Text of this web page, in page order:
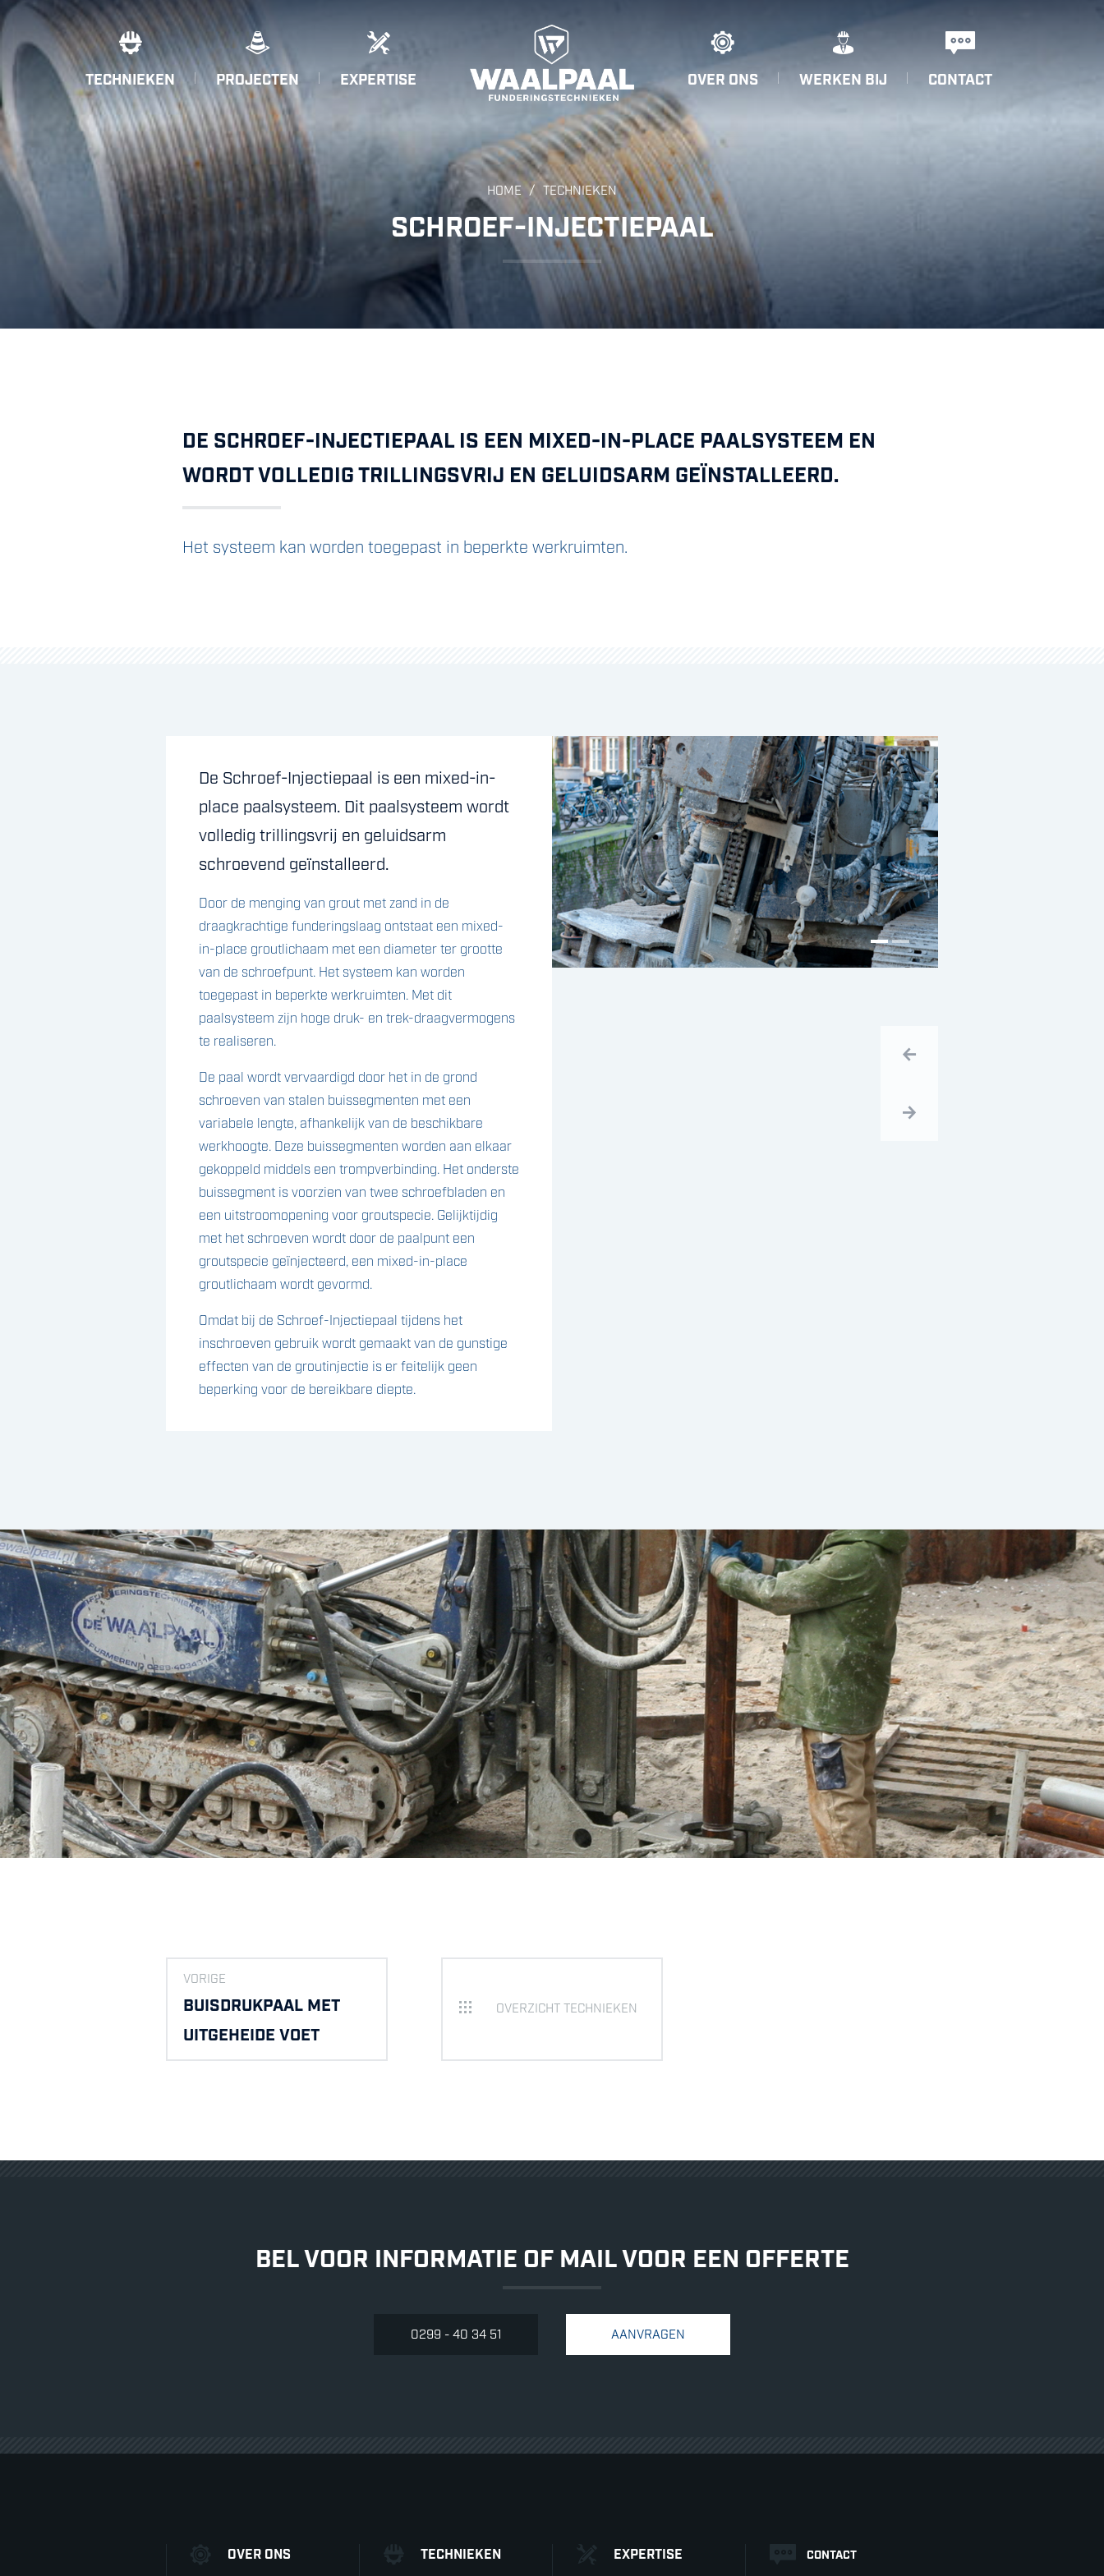
TECHNIEKEN PROJECTEN EXPERTISE OVER ONS WERKEN BIJ CONTACT
HOME / TECHNIEKEN
SCHROEF-INJECTIEPAAL
DE SCHROEF-INJECTIEPAAL IS EEN MIXED-IN-PLACE PAALSYSTEEM EN
WORDT VOLLEDIG TRILLINGSVRIJ EN GELUIDSARM GEÏNSTALLEERD.
Het systeem kan worden toegepast in beperkte werkruimten.
De Schroef-Injectiepaal is een mixed-in-
place paalsysteem. Dit paalsysteem wordt
volledig trillingsvrij en geluidsarm
schroevend geïnstalleerd.
Door de menging van grout met zand in de
draagkrachtige funderingslaag ontstaat een mixed-
in-place groutlichaam met een diameter ter grootte
van de schroefpunt. Het systeem kan worden
toegepast in beperkte werkruimten. Met dit
paalsysteem zijn hoge druk- en trek-draagvermogens
te realiseren.
De paal wordt vervaardigd door het in de grond
schroeven van stalen buissegmenten met een
variabele lengte, afhankelijk van de beschikbare
werkhoogte. Deze buissegmenten worden aan elkaar
gekoppeld middels een trompverbinding. Het onderste
buissegment is voorzien van twee schroefbladen en
een uitstroomopening voor groutspecie. Gelijktijdig
met het schroeven wordt door de paalpunt een
groutspecie geïnjecteerd, een mixed-in-place
groutlichaam wordt gevormd.
Omdat bij de Schroef-Injectiepaal tijdens het
inschroeven gebruik wordt gemaakt van de gunstige
effecten van de groutinjectie is er feitelijk geen
beperking voor de bereikbare diepte.
2
VORIGE
BUISDRUKPAAL MET
UITGEHEIDE VOET
OVERZICHT TECHNIEKEN
BEL VOOR INFORMATIE OF MAIL VOOR EEN OFFERTE
0299 - 40 34 51 AANVRAGEN
OVER ONS TECHNIEKEN EXPERTISE CONTACT